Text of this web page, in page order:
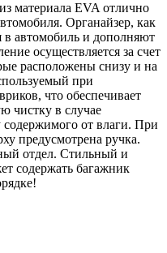
материала EVA отлично
Органайзер, как
в автомобиль и дополняют
осуществляется за счет
расположены снизу и на
при
что обеспечивает
чистку в случае
содержимого от влаги. При
предусмотрена ручка.
отдел. Стильный и
содержать багажник